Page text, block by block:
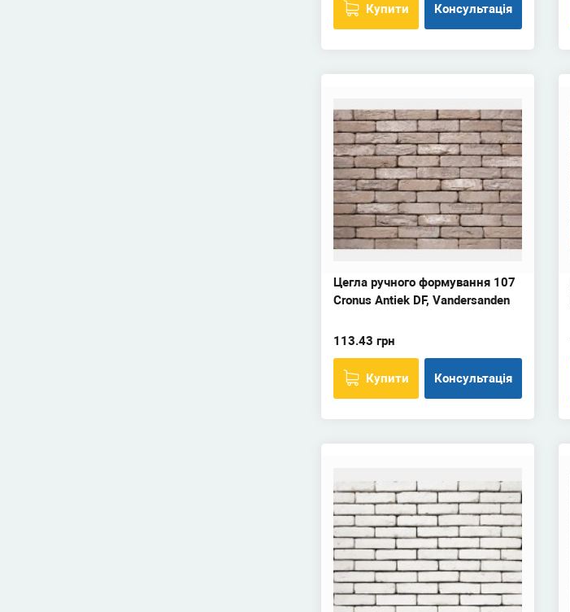
Купити Консультація
Цегла ручного формування 107
Cronus Antiek DF, Vandersanden
113.43 грн
Купити Консультація